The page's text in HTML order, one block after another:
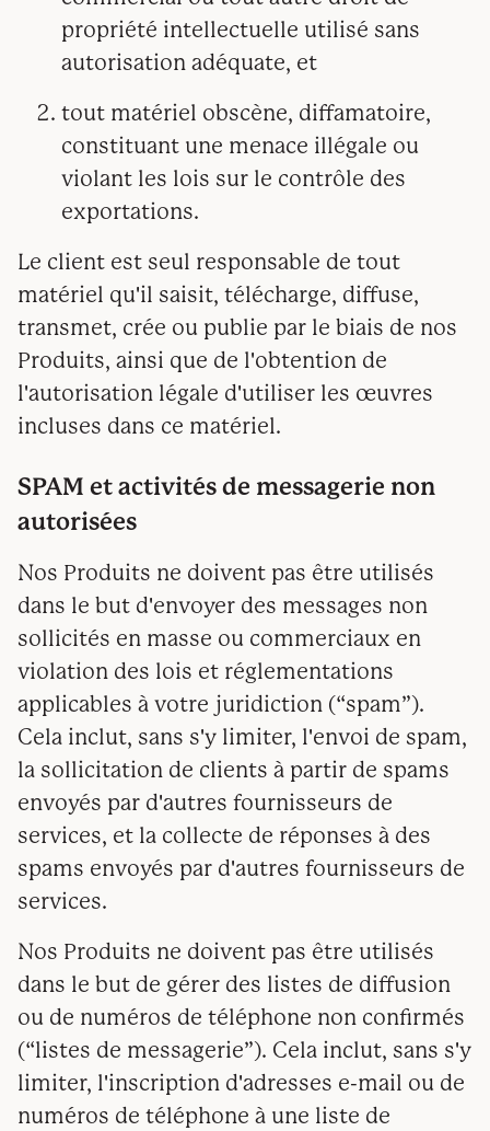
propriété intellectuelle utilisé sans
autorisation adéquate, et
tout matériel obscène, diffamatoire,
constituant une menace illégale ou
violant les lois sur le contrôle des
exportations.
Le client est seul responsable de tout
matériel qu'il saisit, télécharge, diffuse,
transmet, crée ou publie par le biais de nos
Produits, ainsi que de l'obtention de
l'autorisation légale d'utiliser les œuvres
incluses dans ce matériel.
SPAM et activités de messagerie non
autorisées
Nos Produits ne doivent pas être utilisés
dans le but d'envoyer des messages non
sollicités en masse ou commerciaux en
violation des lois et réglementations
applicables à votre juridiction (“spam”).
Cela inclut, sans s'y limiter, l'envoi de spam,
la sollicitation de clients à partir de spams
envoyés par d'autres fournisseurs de
services, et la collecte de réponses à des
spams envoyés par d'autres fournisseurs de
services.
Nos Produits ne doivent pas être utilisés
dans le but de gérer des listes de diffusion
ou de numéros de téléphone non confirmés
(“listes de messagerie”). Cela inclut, sans s'y
limiter, l'inscription d'adresses e-mail ou de
numéros de téléphone à une liste de